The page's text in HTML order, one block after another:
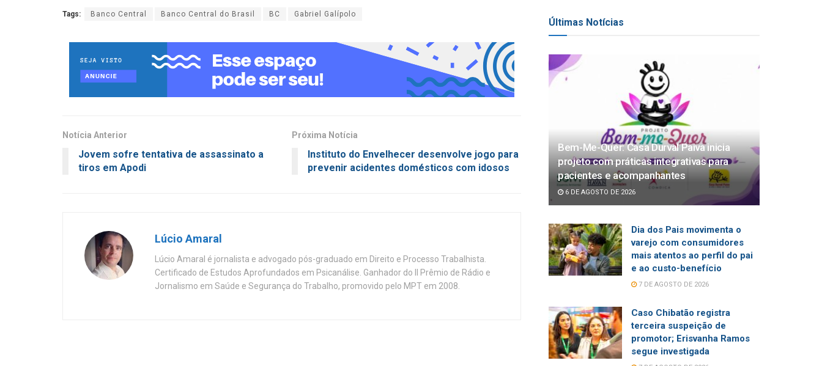
Tags: Banco Central Banco Central do Brasil BC Gabriel Galípolo
Notícia Anterior
Jovem sofre tentativa de assassinato a
tiros em Apodi
Próxima Notícia
Instituto do Envelhecer desenvolve jogo para
prevenir acidentes domésticos com idosos
Lúcio Amaral
Lúcio Amaral é jornalista e advogado pós-graduado em Direito e Processo Trabalhista.
Certificado de Estudos Aprofundados em Psicanálise. Ganhador do II Prêmio de Rádio e
Jornalismo em Saúde e Segurança do Trabalho, promovido pelo MPT em 2008.
Últimas Notícias
Bem-Me-Quer: Casa Durval Paiva inicia
projeto com práticas integrativas para
pacientes e acompanhantes
6 DE AGOSTO DE 2026
Dia dos Pais movimenta o
varejo com consumidores
mais atentos ao perfil do pai
e ao custo-benefício
7 DE AGOSTO DE 2026
Caso Chibatão registra
terceira suspeição de
promotor; Erisvanha Ramos
segue investigada